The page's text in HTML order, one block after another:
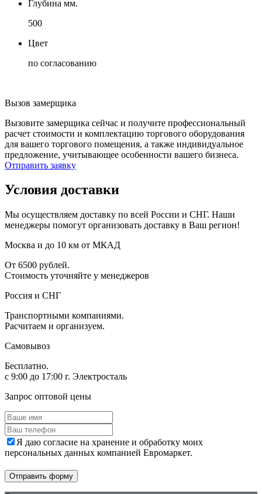
Глубина мм.
500
Цвет
по согласованию
Вызов замерщика
Вызовите замерщика сейчас и получите профессиональный
расчет стоимости и комплектацию торгового оборудования
для вашего торгового помещения, а также индивидуальное
предложение, учитывающее особенности вашего бизнеса.
Отправить заявку
Условия доставки
Мы осуществляем доставку по всей России и СНГ. Наши
менеджеры помогут организовать доставку в Ваш регион!
Москва и до 10 км от МКАД
От 6500 рублей.
Стоимость уточняйте у менеджеров
Россия и СНГ
Транспортными компаниями.
Расчитаем и организуем.
Самовывоз
Бесплатно.
с 9:00 до 17:00 г. Электросталь
Запрос оптовой цены
Я даю согласие на хранение и обработку моих
персональных данных компанией Евромаркет.
Отправить форму